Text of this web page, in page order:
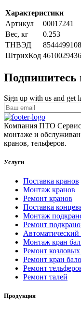
Характеристики
Артикул
00017241
Вес, кг
0.253
ТНВЭД
8544499108
ШтрихКод
Подпишитесь
Sign up with us and get
Компания ПТО Сервис
монтаже и
кранов, тельферов.
Услуги
Поставка кранов
Монтаж кранов
Ремонт кранов
Поставка
Монтаж
Ремонт
Монтаж кран
Ремонт
Ремонт кран
Ремонт
Ремонт талей
Продукция